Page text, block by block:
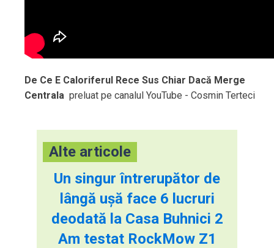
De Ce E Caloriferul Rece Sus Chiar Dacă Merge
Centrala preluat pe canalul YouTube - Cosmin Terteci
Alte articole
Un singur întrerupător de
lângă ușă face 6 lucruri
deodată la Casa Buhnici 2
Am testat RockMow Z1